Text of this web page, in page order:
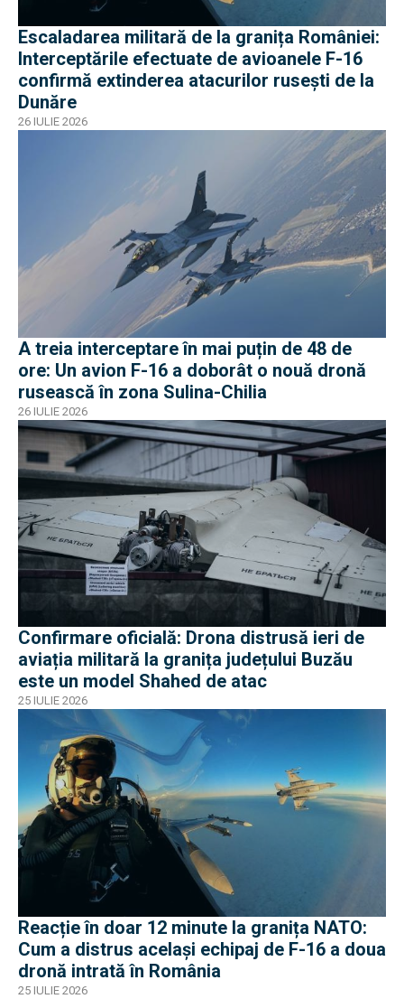
Escaladarea militară de la granița României:
Interceptările efectuate de avioanele F-16
confirmă extinderea atacurilor rusești de la
Dunăre
26 IULIE 2026
A treia interceptare în mai puțin de 48 de
ore: Un avion F-16 a doborât o nouă dronă
rusească în zona Sulina-Chilia
26 IULIE 2026
Confirmare oficială: Drona distrusă ieri de
aviația militară la granița județului Buzău
este un model Shahed de atac
25 IULIE 2026
Reacție în doar 12 minute la granița NATO:
Cum a distrus același echipaj de F-16 a doua
dronă intrată în România
25 IULIE 2026